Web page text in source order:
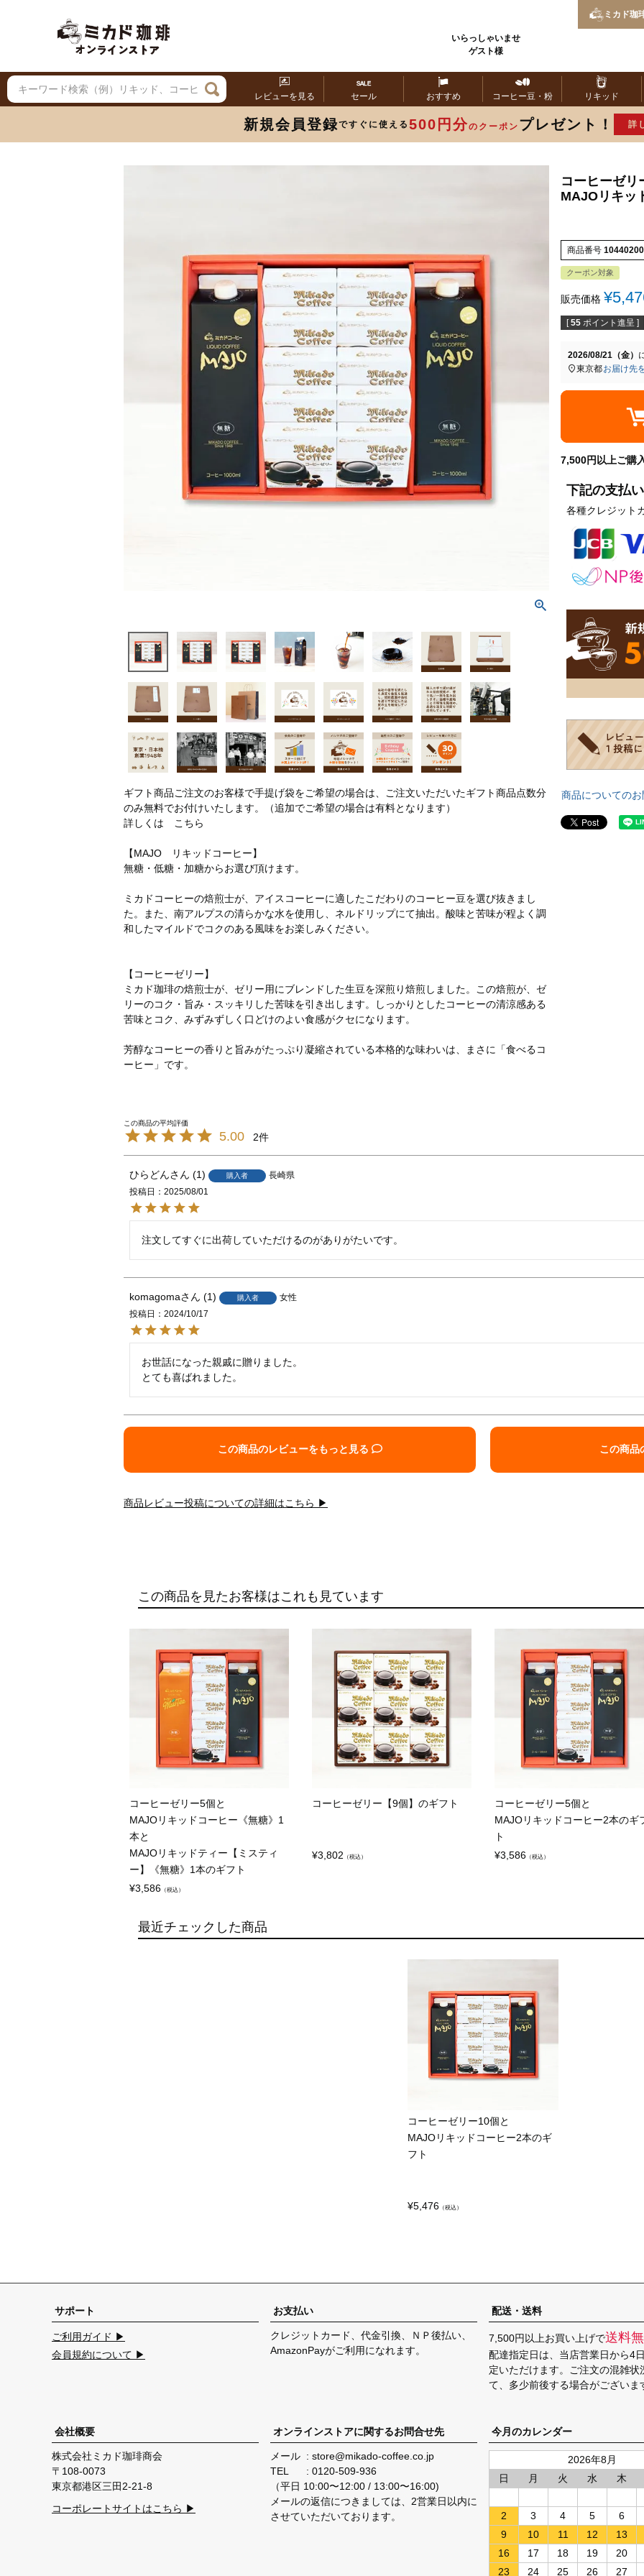
いらっしゃいませ
ゲスト様
ミカド珈
レビューを見る セール おすすめ コーヒー豆・粉 リキッド
新規会員登録ですぐに使える 500円分のクーポン プレゼント！ 詳
ギフト商品ご注文のお客様で手提げ袋をご希望の場合は、ご注文いただいたギフト商品点数分
のみ無料でお付けいたします。（追加でご希望の場合は有料となります）
詳しくは
こちら
【MAJO リキッドコーヒー】
無糖・低糖・加糖からお選び頂けます。
ミカドコーヒーの焙煎士が、アイスコーヒーに適したこだわりのコーヒー豆を選び抜きまし
た。また、南アルプスの清らかな水を使用し、ネルドリップにて抽出。酸味と苦味が程よく調
和したマイルドでコクのある風味をお楽しみください。
【コーヒーゼリー】
ミカド珈琲の焙煎士が、ゼリー用にブレンドした生豆を深煎り焙煎しました。この焙煎が、ゼ
リーのコク・旨み・スッキリした苦味を引き出します。しっかりとしたコーヒーの清涼感ある
苦味とコク、みずみずしく口どけのよい食感がクセになります。
芳醇なコーヒーの香りと旨みがたっぷり凝縮されている本格的な味わいは、まさに「食べるコ
ーヒー」です。
コーヒーゼリ
MAJOリキッ
商品番号
クーポン対象
販売価格 ¥
[ 55 ポイント進呈 ]
2026/08/21（金）
東京都お届け先
7,500円以上ご購
下記の支払
各種クレジット
商品についての
5.00 2
ひらどん 1 購入者
長崎県
投稿日
2025/08/01
注文してすぐに出荷していただけるのがありがたいです。
komagoma 1 購入者
女性
投稿日
2024/10/17
お世話になった親戚に贈りました。
とても喜ばれました。
この商品のレビューをもっと見る この商品
商品レビュー投稿についての詳細はこちら ▶
この商品を見たお客様はこれも見ています
コーヒーゼリー5個と
MAJOリキッドコーヒー《無糖》1
本と
MAJOリキッドティー【ミスティ
ー】《無糖》1本のギフト
¥3,586 （税込）
コーヒーゼリー【9個】のギフト
¥3,802 （税込）
コーヒーゼリー5個と
MAJOリキッドコーヒー2本のギ
ト
¥3,586 （税込）
最近チェックした商品
コーヒーゼリー10個と
MAJOリキッドコーヒー2本のギ
フト
¥5,476 （税込）
サポート
ご利用ガイド ▶
会員規約について ▶
お支払い
クレジットカード、代金引換、ＮＰ後払い、
AmazonPayがご利用になれます。
配送・送料
7,500円以上お買い上げで送料
配達指定日は、当店営業日から4
定いただけます。ご注文の混雑状
て、多少前後する場合がございま
会社概要
株式会社ミカド珈琲商会
108-0073
東京都港区三田2-21-8
コーポレートサイトはこちら ▶
オンラインストアに関するお問合せ先
メール
store@mikado-coffee.co.jp
TEL
0120-509-936
（平日 10:00〜12:00 / 13:00〜16:00)
メールの返信につきましては、2営業日以内に
させていただいております。
今月のカレンダー
2026年8月
日
月 火 水 木
2
3 4 5 6
9
10 11 12 13
16
17 18 19 20
23
24 25 26 27